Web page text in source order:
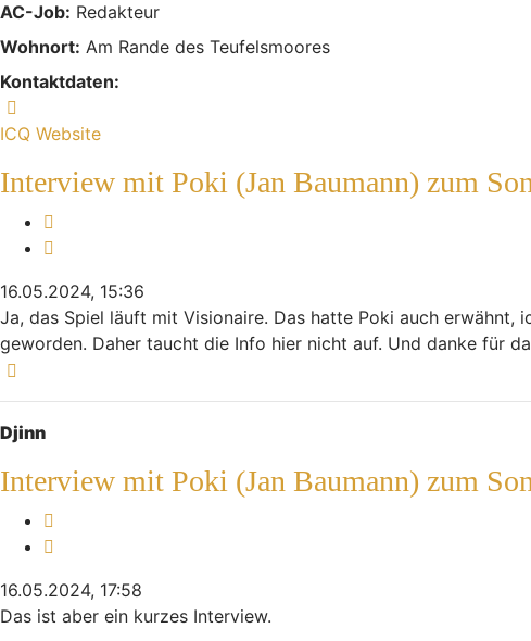
AC-Job: Redakteur
Wohnort: Am Rande des Teufelsmoores
Kontaktdaten:
ICQ Website
Interview mit Poki (Jan Baumann) zum
16.05.2024, 15:36
Ja, das Spiel läuft mit Visionaire. Das hatte Poki auch erwähnt,
geworden. Daher taucht die Info hier nicht auf. Und danke für
Djinn
Interview mit Poki (Jan Baumann) zum
16.05.2024, 17:58
Das ist aber ein kurzes Interview.